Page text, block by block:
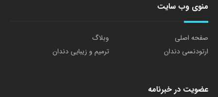
منوی وب سایت
صفحه اصلی
وبلاگ
ارتودنسی دندان
ترمیم و زیبایی دندان
عضویت در خبرنامه